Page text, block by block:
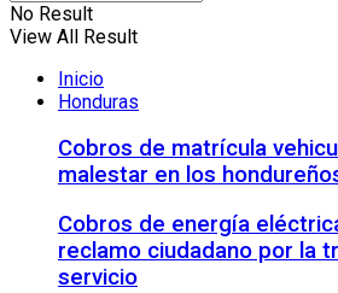
No Result
View All Result
Inicio
Honduras
Cobros de matrícula
malestar en los
Cobros de energía
reclamo ciudadano por la
servicio